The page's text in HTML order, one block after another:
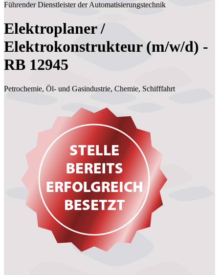
Führender Dienstleister der Automatisierungstechnik
Elektroplaner /
Elektrokonstrukteur (m/w/d) -
RB 12945
Petrochemie, Öl- und Gasindustrie, Chemie, Schifffahrt